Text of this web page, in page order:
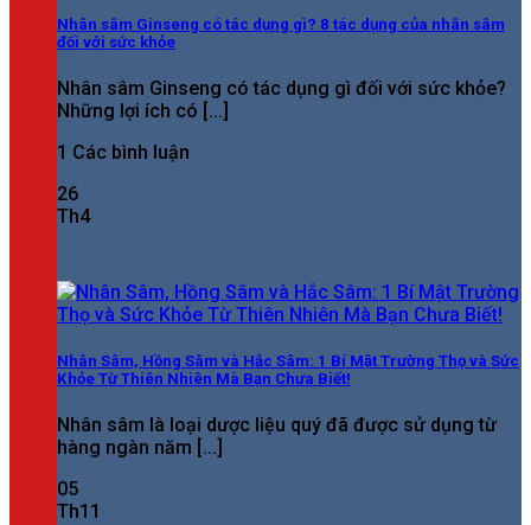
Nhân sâm Ginseng có tác dụng gì? 8 tác dụng của nhân sâm
đối với sức khỏe
Nhân sâm Ginseng có tác dụng gì đối với sức khỏe?
Những lợi ích có [...]
1 Các bình luận
26
Th4
Nhân Sâm, Hồng Sâm và Hắc Sâm: 1 Bí Mật Trường Thọ và Sức
Khỏe Từ Thiên Nhiên Mà Bạn Chưa Biết!
Nhân sâm là loại dược liệu quý đã được sử dụng từ
hàng ngàn năm [...]
05
Th11